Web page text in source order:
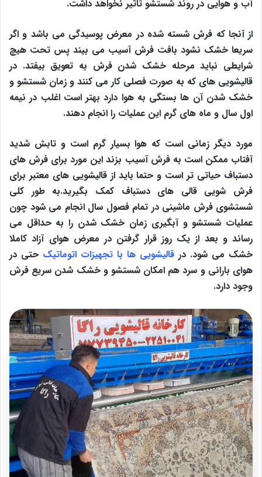
آب و هوایی در روند شستشو تاثیر نخواهد داشت.
از آنجا که فرش شسته شده در معرض پوسیدگی می باشد و اگر
سریعا خشک نشود بافت فرش آسیب می بیند پس تحت هیچ
شرایطی نباید مرحله خشک شدن فرش به تعویق بیفتد. در
قالیشویی های که به صورت فصلی کار می کنند و زمان شستشو و
خشک شدن آن ها بستگی به هوا دارد بهتر است اغلب در نیمه
اول سال و ماه های گرم این عملیات را انجام دهند.
مورد دیگر زمانی است که هوا بسیار گرم است و تابش شدید
آفتاب ممکن است به فرش آسیب بزند این مورد برای فرش های
دستباف حیاتی تر است و حتما باید از قالیشویی های معتبر برای
فرش شویی قالی های دستباف کمک بگیرید.به طور کلی
شستشوی فرش ماشینی در تمام فصول سال انجام می شود چون
عملیات شستشو و آبگیری زمان خشک شدن را به حداقل می
رساند و بعد از یک روز قرار گرفتن در معرض هوای آزاد کاملا
خشک می شود. در قالیشویی ها با تجهیزات اتوماتیک حتی در
هوای بارانی و سرد هم امکان شستشو و خشک شدن سریع فرش
وجود دارد.